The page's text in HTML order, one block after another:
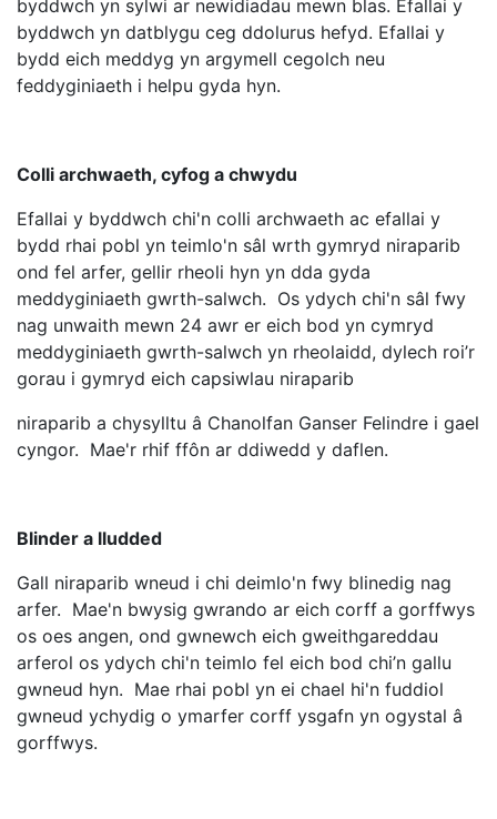
byddwch yn sylwi ar newidiadau mewn blas. Efallai y
byddwch yn datblygu ceg ddolurus hefyd. Efallai y
bydd eich meddyg yn argymell cegolch neu
feddyginiaeth i helpu gyda hyn.
Colli archwaeth, cyfog a chwydu
Efallai y byddwch chi'n colli archwaeth ac efallai y
bydd rhai pobl yn teimlo'n sâl wrth gymryd niraparib
ond fel arfer, gellir rheoli hyn yn dda gyda
meddyginiaeth gwrth-salwch. Os ydych chi'n sâl fwy
nag unwaith mewn 24 awr er eich bod yn cymryd
meddyginiaeth gwrth-salwch yn rheolaidd, dylech roi’r
gorau i gymryd eich capsiwlau niraparib
niraparib a chysylltu â Chanolfan Ganser Felindre i gael
cyngor. Mae'r rhif ffôn ar ddiwedd y daflen.
Blinder a lludded
Gall niraparib wneud i chi deimlo'n fwy blinedig nag
arfer. Mae'n bwysig gwrando ar eich corff a gorffwys
os oes angen, ond gwnewch eich gweithgareddau
arferol os ydych chi'n teimlo fel eich bod chi’n gallu
gwneud hyn. Mae rhai pobl yn ei chael hi'n fuddiol
gwneud ychydig o ymarfer corff ysgafn yn ogystal â
gorffwys.